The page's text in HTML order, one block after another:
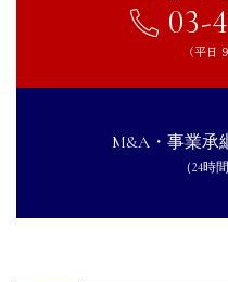
工場・物流拠点の再配置と最
明確な戦略とシナジー設計
トーモクによる大和段ボール
レンゴーによる柴田段ボール
03-
（平日
M&A・事業承
（24時